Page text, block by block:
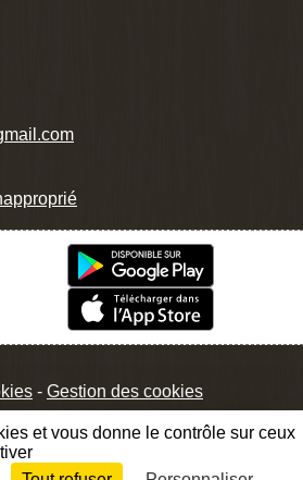
Gestion des cookies
et vous donne le contrôle sur ceux